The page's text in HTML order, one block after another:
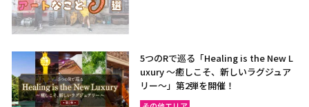
5つのRで巡る「Healing is the New L
uxury ～癒しこそ、新しいラグジュア
リー〜」第2弾を開催！